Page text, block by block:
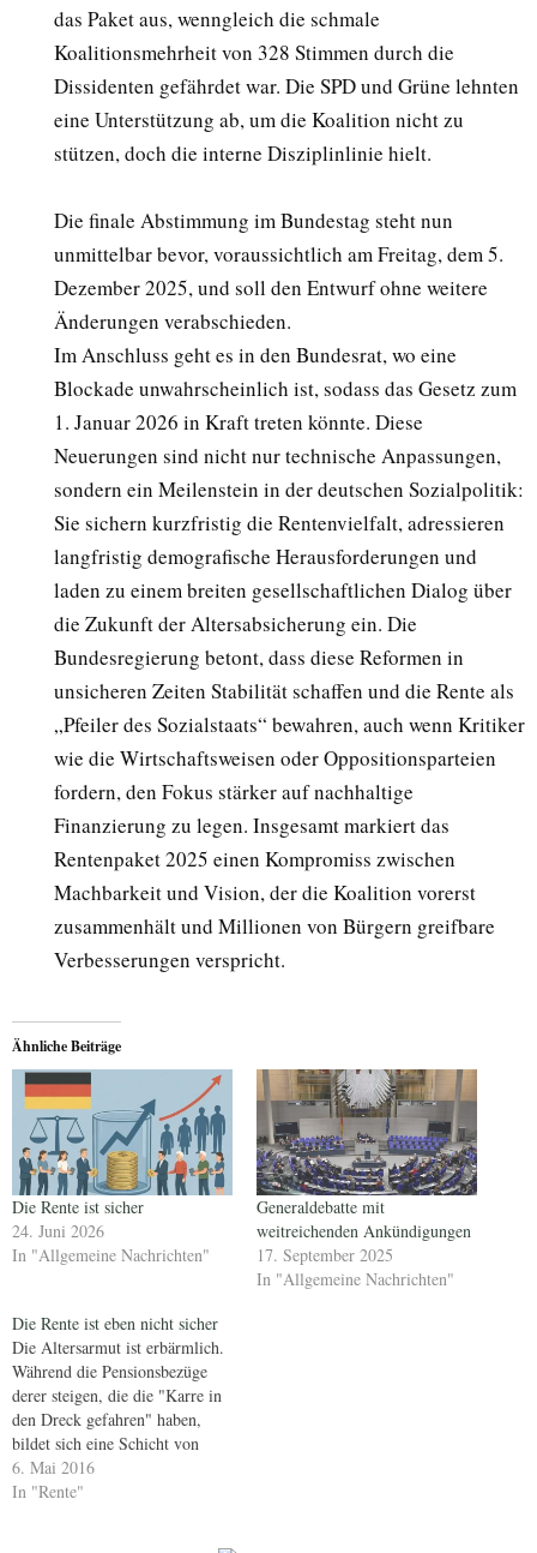
das Paket aus, wenngleich die schmale
Koalitionsmehrheit von 328 Stimmen durch die
Dissidenten gefährdet war. Die SPD und Grüne lehnten
eine Unterstützung ab, um die Koalition nicht zu
stützen, doch die interne Disziplinlinie hielt.
Die finale Abstimmung im Bundestag steht nun
unmittelbar bevor, voraussichtlich am Freitag, dem 5.
Dezember 2025, und soll den Entwurf ohne weitere
Änderungen verabschieden.
Im Anschluss geht es in den Bundesrat, wo eine
Blockade unwahrscheinlich ist, sodass das Gesetz zum
1. Januar 2026 in Kraft treten könnte. Diese
Neuerungen sind nicht nur technische Anpassungen,
sondern ein Meilenstein in der deutschen Sozialpolitik:
Sie sichern kurzfristig die Rentenvielfalt, adressieren
langfristig demografische Herausforderungen und
laden zu einem breiten gesellschaftlichen Dialog über
die Zukunft der Altersabsicherung ein. Die
Bundesregierung betont, dass diese Reformen in
unsicheren Zeiten Stabilität schaffen und die Rente als
„Pfeiler des Sozialstaats“ bewahren, auch wenn Kritiker
wie die Wirtschaftsweisen oder Oppositionsparteien
fordern, den Fokus stärker auf nachhaltige
Finanzierung zu legen. Insgesamt markiert das
Rentenpaket 2025 einen Kompromiss zwischen
Machbarkeit und Vision, der die Koalition vorerst
zusammenhält und Millionen von Bürgern greifbare
Verbesserungen verspricht.
Ähnliche Beiträge
Die Rente ist sicher
24. Juni 2026
In "Allgemeine Nachrichten"
Generaldebatte mit
weitreichenden Ankündigungen
17. September 2025
In "Allgemeine Nachrichten"
Die Rente ist eben nicht sicher
Die Altersarmut ist erbärmlich.
Während die Pensionsbezüge
derer steigen, die die "Karre in
den Dreck gefahren" haben,
bildet sich eine Schicht von
Flaschensammlern in der
Bundesrepublik. Man sollte
6. Mai 2016
In "Rente"